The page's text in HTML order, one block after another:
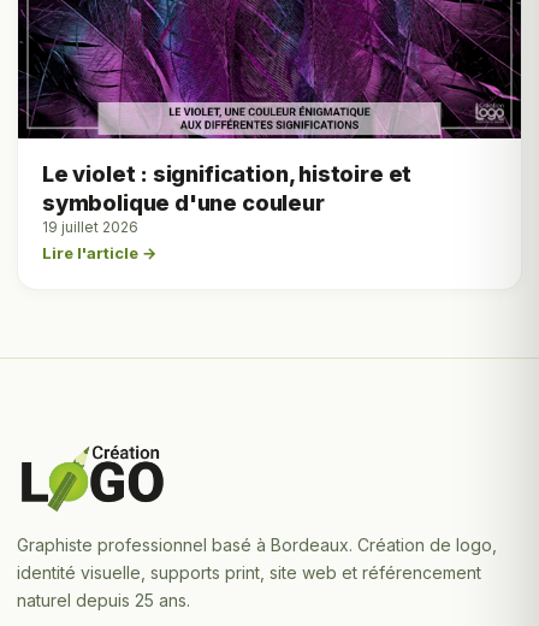
Le violet : signification, histoire et
symbolique d'une couleur
19 juillet 2026
Lire l'article →
Graphiste professionnel basé à Bordeaux. Création de logo,
identité visuelle, supports print, site web et référencement
naturel depuis 25 ans.